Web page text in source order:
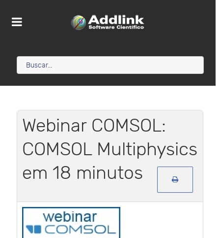
Webinar COMSOL:
COMSOL Multiphysics
em 18 minutos